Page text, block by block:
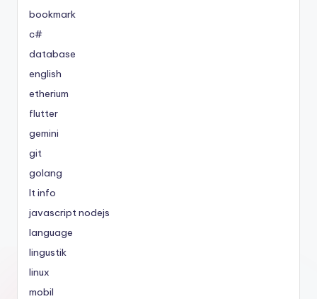
bookmark
c#
database
english
etherium
flutter
gemini
git
golang
It info
javascript nodejs
language
lingustik
linux
mobil